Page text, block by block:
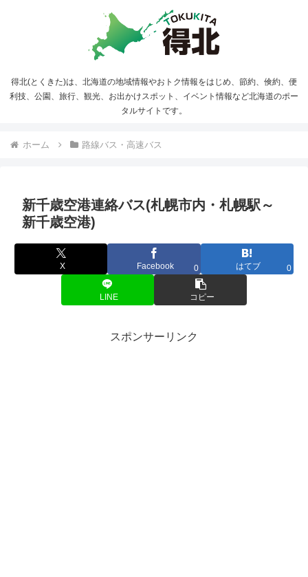
得北(とくきた)は、北海道の地域情報やおトク情報をはじめ、節約、倹約、便
利技、公園、旅行、観光、お出かけスポット、イベント情報など北海道のポー
タルサイトです。
ホーム 路線バス・高速バス
新千歳空港連絡バス(札幌市内・札幌駅～
新千歳空港)
X Facebook 0 はてブ 0
LINE コピー
スポンサーリンク